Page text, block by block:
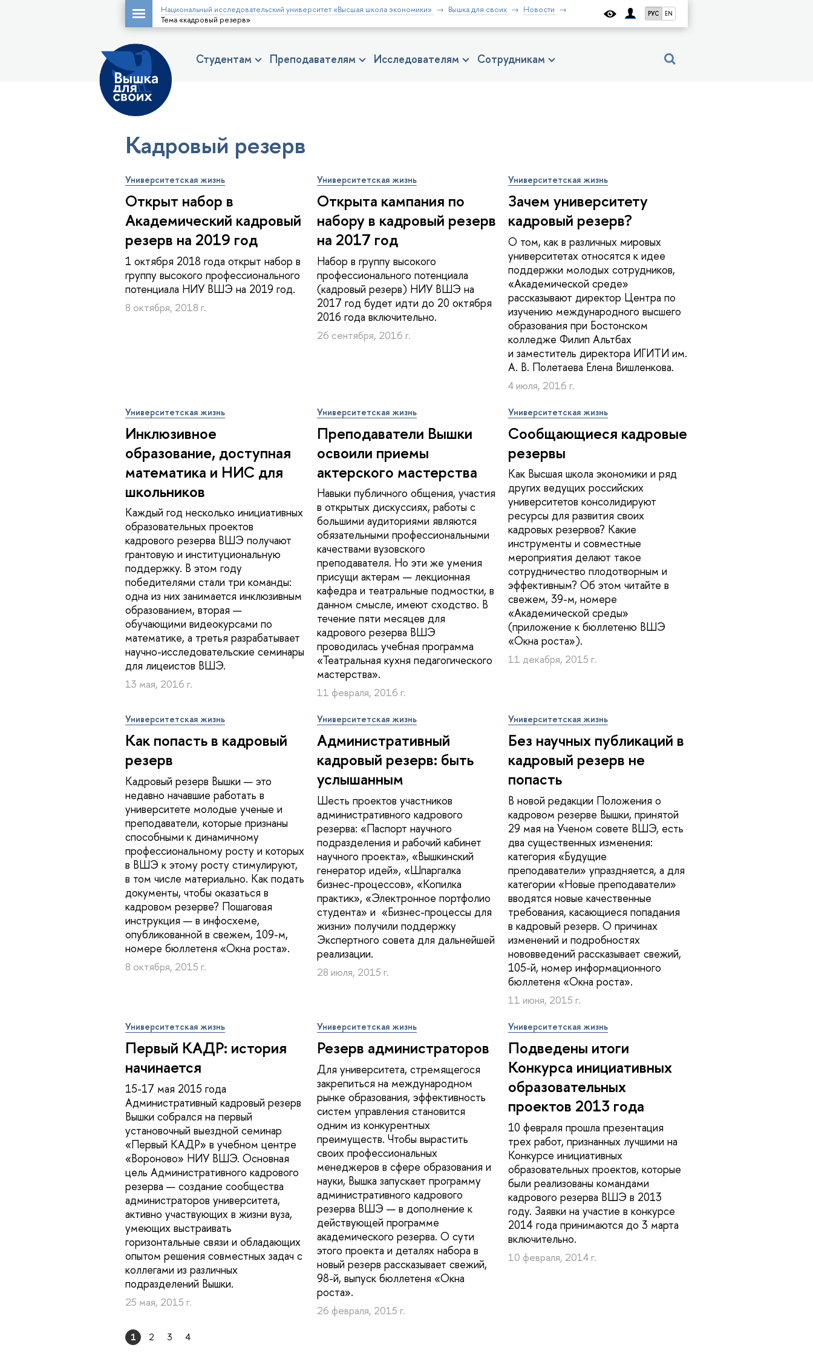
РУС EN
Национальный исследовательский университет «Высшая школа экономики» Вышка для своих
Новости
Тема «кадровый резерв»
Студентам Преподавателям Исследователям Сотрудникам
Кадровый резерв
Университетская жизнь
Открыт набор в
Академический кадровый
резерв на 2019 год
1 октября 2018 года открыт набор в
группу высокого профессионального
потенциала НИУ ВШЭ на 2019 год.
8 октября, 2018 г.
Университетская жизнь
Открыта кампания по
набору в кадровый резерв
на 2017 год
Набор в группу высокого
профессионального потенциала
(кадровый резерв) НИУ ВШЭ на
2017 год будет идти до 20 октября
2016 года включительно.
26 сентября, 2016 г.
Университетская жизнь
Зачем университету
кадровый резерв?
О том, как в различных мировых
университетах относятся к идее
поддержки молодых сотрудников,
«Академической среде»
рассказывают директор Центра по
изучению международного высшего
образования при Бостонском
колледже Филип Альтбах
и заместитель директора ИГИТИ им.
А. В. Полетаева Елена Вишленкова.
4 июля, 2016 г.
Университетская жизнь
Инклюзивное
образование, доступная
математика и НИС для
школьников
Каждый год несколько инициативных
образовательных проектов
кадрового резерва ВШЭ получают
грантовую и институциональную
поддержку. В этом году
победителями стали три команды:
одна из них занимается инклюзивным
образованием, вторая —
обучающими видеокурсами по
математике, а третья разрабатывает
научно-исследовательские семинары
для лицеистов ВШЭ.
13 мая, 2016 г.
Университетская жизнь
Преподаватели Вышки
освоили приемы
актерского мастерства
Навыки публичного общения, участия
в открытых дискуссиях, работы с
большими аудиториями являются
обязательными профессиональными
качествами вузовского
преподавателя. Но эти же умения
присущи актерам — лекционная
кафедра и театральные подмостки, в
данном смысле, имеют сходство. В
течение пяти месяцев для
кадрового резерва ВШЭ
проводилась учебная программа
«Театральная кухня педагогического
мастерства».
11 февраля, 2016 г.
Университетская жизнь
Сообщающиеся кадровые
резервы
Как Высшая школа экономики и ряд
других ведущих российских
университетов консолидируют
ресурсы для развития своих
кадровых резервов? Какие
инструменты и совместные
мероприятия делают такое
сотрудничество плодотворным и
эффективным? Об этом читайте в
свежем, 39-м, номере
«Академической среды»
(приложение к бюллетеню ВШЭ
«Окна роста»).
11 декабря, 2015 г.
Университетская жизнь
Как попасть в кадровый
резерв
Кадровый резерв Вышки — это
недавно начавшие работать в
университете молодые ученые и
преподаватели, которые признаны
способными к динамичному
профессиональному росту и которых
в ВШЭ к этому росту стимулируют,
в том числе материально. Как подать
документы, чтобы оказаться в
кадровом резерве? Пошаговая
инструкция — в инфосхеме,
опубликованной в свежем, 109-м,
номере бюллетеня «Окна роста».
8 октября, 2015 г.
Университетская жизнь
Административный
кадровый резерв: быть
услышанным
Шесть проектов участников
административного кадрового
резерва: «Паспорт научного
подразделения и рабочий кабинет
научного проекта», «Вышкинский
генератор идей», «Шпаргалка
бизнес-процессов», «Копилка
практик», «Электронное портфолио
студента» и «Бизнес-процессы для
жизни» получили поддержку
Экспертного совета для дальнейшей
реализации.
28 июля, 2015 г.
Университетская жизнь
Без научных публикаций в
кадровый резерв не
попасть
В новой редакции Положения о
кадровом резерве Вышки, принятой
29 мая на Ученом совете ВШЭ, есть
два существенных изменения:
категория «Будущие
преподаватели» упраздняется, а для
категории «Новые пре­подаватели»
вводятся новые качественные
требования, касающиеся попадания
в кадровый резерв. О причинах
изменений и подробностях
нововведений рассказывает свежий,
105-й, номер информационного
бюллетеня «Окна роста».
11 июня, 2015 г.
Университетская жизнь
Первый КАДР: история
начинается
15-17 мая 2015 года
Административный кадровый резерв
Вышки собрался на первый
установочный выездной семинар
«Первый КАДР» в учебном центре
«Вороново» НИУ ВШЭ. Основная
цель Административного кадрового
резерва — создание сообщества
администраторов университета,
активно участвующих в жизни вуза,
умеющих выстраивать
горизонтальные связи и обладающих
опытом решения совместных задач с
коллегами из различных
подразделений Вышки.
25 мая, 2015 г.
Университетская жизнь
Резерв администраторов
Для университета, стремящегося
закрепиться на международном
рынке образования, эффективность
систем управления становится
одним из конкурентных
преимуществ. Чтобы вырастить
своих профессиональных
менеджеров в сфере образования и
науки, Вышка запускает программу
административного кадрового
резерва ВШЭ — в дополнение к
действующей программе
академического резерва. О сути
этого проекта и деталях набора в
новый резерв рассказывает свежий,
98-й, выпуск бюллетеня «Окна
роста».
26 февраля, 2015 г.
Университетская жизнь
Подведены итоги
Конкурса инициативных
образовательных
проектов 2013 года
10 февраля прошла презентация
трех работ, признанных лучшими на
Конкурсе инициативных
образовательных проектов, которые
были реализованы командами
кадрового резерва ВШЭ в 2013
году. Заявки на участие в конкурсе
2014 года принимаются до 3 марта
включительно.
10 февраля, 2014 г.
1 2 3 4